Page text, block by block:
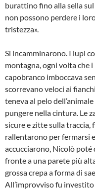
burattino fino alla sella
non possono perdere i
tristezza».
Si incamminarono. I lupi
montagna, ogni volta che
capobranco imboccava
scorrevano veloci ai
teneva al pelo
pungere nella cintura. Le
sicure e zitte sulla traccia,
rallentarono per fermarsi
accucciarono, Nicolò poté
fronte a una parete più
grossa crepa a forma di
All’improvviso fu